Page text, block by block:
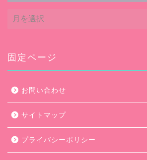
ア
ー
ブ
固定ページ
お問い合わせ
サイトマップ
プライバシーポリシー